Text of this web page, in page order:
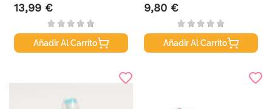
Precio
13,99 €
Añadir Al Carrito
Precio
9,80 €
Añadir Al Carrito